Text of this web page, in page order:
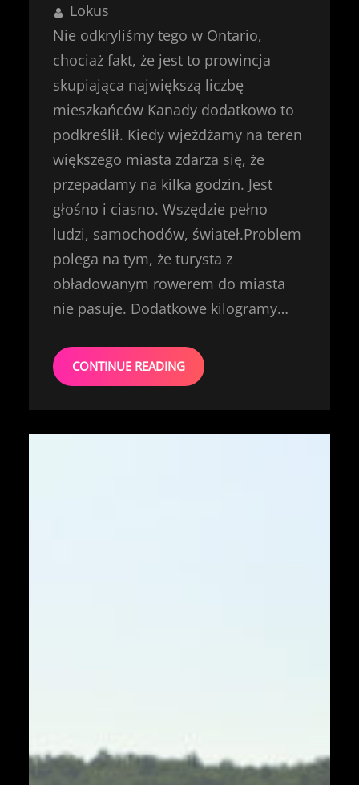
Lokus
Nie odkryliśmy tego w Ontario,
chociaż fakt, że jest to prowincja
skupiająca największą liczbę
mieszkańców Kanady dodatkowo to
podkreślił. Kiedy wjeżdżamy na teren
większego miasta zdarza się, że
przepadamy na kilka godzin. Jest
głośno i ciasno. Wszędzie pełno
ludzi, samochodów, świateł.Problem
polega na tym, że turysta z
obładowanym rowerem do miasta
nie pasuje. Dodatkowe kilogramy…
CONTINUE READING